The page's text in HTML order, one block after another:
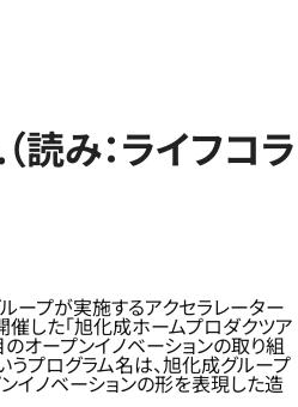
読み：ライフコラ
ープが実施するアクセラレーター
催した「旭化成ホームプロダクツア
のオープンイノベーションの取り組
うプログラム名は、旭化成グループ
イノベーションの形を表現した造